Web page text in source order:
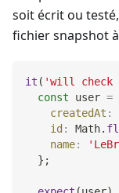
soit écrit ou
fichier snapshot
it ( 'will check
const user =
createdAt :
id : Math.
name:
} ;